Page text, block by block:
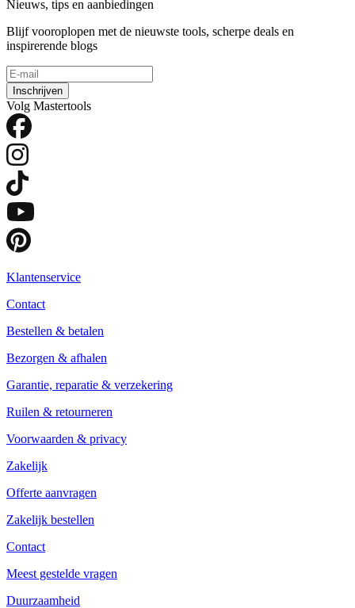
Nieuws, tips en aanbiedingen
Blijf vooroplopen met de nieuwste tools, scherpe deals en
inspirerende blogs
Inschrijven
Volg Mastertools
Klantenservice
Contact
Bestellen & betalen
Bezorgen & afhalen
Garantie, reparatie & verzekering
Ruilen & retourneren
Voorwaarden & privacy
Zakelijk
Offerte aanvragen
Zakelijk bestellen
Contact
Meest gestelde vragen
Duurzaamheid